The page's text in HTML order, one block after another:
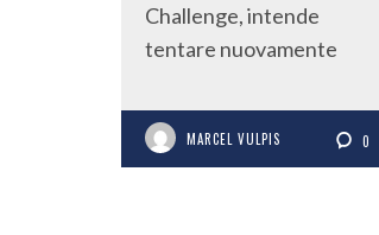
Challenge, intende
tentare nuovamente
MARCEL VULPIS 0